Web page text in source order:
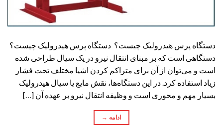
دستگاه پرس هیدرولیک چیست؟ دستگاه پرس هیدرولیک چیست؟
دستگاهی است که بر مبنای انتقال نیرو در یک سیال طراحی شده
است و می‌توان از آن برای متراکم کردن اشیا مختلف تحت فشار
زیاد استفاده کرد. در این دستگاه‌ها، نقش مایع یا سیال هیدرولیک
بسیار مهم و محوری است و وظیفه انتقال نیرو بر عهده آن […]
ادامه →